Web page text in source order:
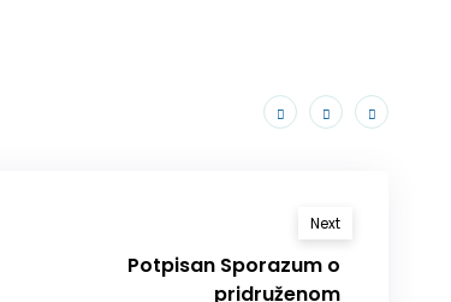
Next
Potpisan Sporazum o
pridruženom